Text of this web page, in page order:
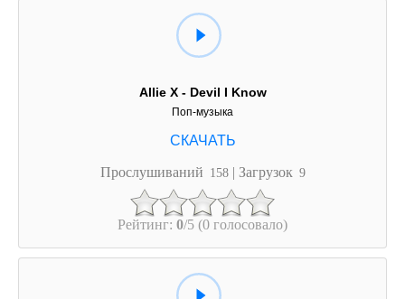
Allie X - Devil I Know
Поп-музыка
Прослушиваний 158 | Загрузок 9
Рейтинг: 0/5 (0 голосовало)